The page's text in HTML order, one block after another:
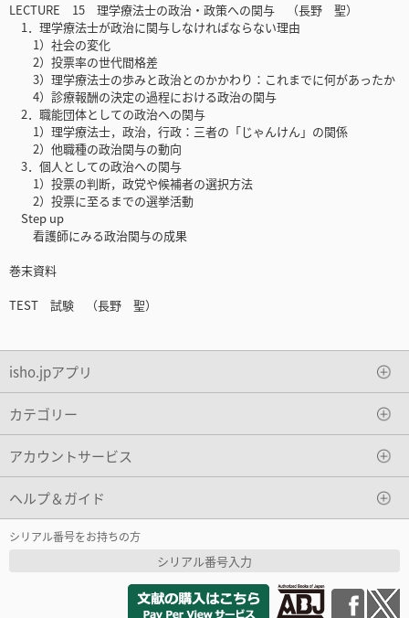
LECTURE 15 理学療法士の政治・政策への関与 （長野 聖）
1．理学療法士が政治に関与しなければならない理由
1）社会の変化
2）投票率の世代間格差
3）理学療法士の歩みと政治とのかかわり：これまでに何があったか
4）診療報酬の決定の過程における政治の関与
2．職能団体としての政治への関与
1）理学療法士，政治，行政：三者の「じゃんけん」の関係
2）他職種の政治関与の動向
3．個人としての政治への関与
1）投票の判断，政党や候補者の選択方法
2）投票に至るまでの選挙活動
Step up
看護師にみる政治関与の成果
巻末資料
TEST 試験 （長野 聖）
isho.jpアプリ
カテゴリー
アカウントサービス
ヘルプ＆ガイド
シリアル番号をお持ちの方
シリアル番号入力